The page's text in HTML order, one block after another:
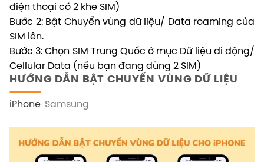
điện thoại có 2 khe SIM)
Bước 2: Bật Chuyển vùng dữ liệu/ Data roaming của
SIM lên.
Bước 3: Chọn SIM Trung Quốc ở mục Dữ liệu di động/
Cellular Data (nếu bạn đang dùng 2 SIM)
HƯỚNG DẪN BẬT CHUYỂN VÙNG DỮ LIỆU
iPhone Samsung